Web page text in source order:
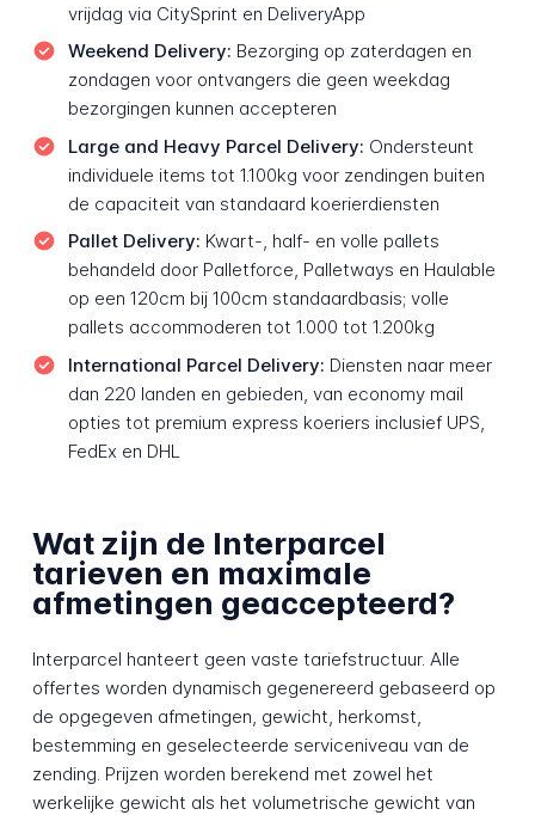
vrijdag via CitySprint en DeliveryApp
Weekend Delivery: Bezorging op zaterdagen en
zondagen voor ontvangers die geen weekdag
bezorgingen kunnen accepteren
Large and Heavy Parcel Delivery: Ondersteunt
individuele items tot 1.100kg voor zendingen buiten
de capaciteit van standaard koerierdiensten
Pallet Delivery: Kwart-, half- en volle pallets
behandeld door Palletforce, Palletways en Haulable
op een 120cm bij 100cm standaardbasis; volle
pallets accommoderen tot 1.000 tot 1.200kg
International Parcel Delivery: Diensten naar meer
dan 220 landen en gebieden, van economy mail
opties tot premium express koeriers inclusief UPS,
FedEx en DHL
Wat zijn de Interparcel
tarieven en maximale
afmetingen geaccepteerd?
Interparcel hanteert geen vaste tariefstructuur. Alle
offertes worden dynamisch gegenereerd gebaseerd op
de opgegeven afmetingen, gewicht, herkomst,
bestemming en geselecteerde serviceniveau van de
zending. Prijzen worden berekend met zowel het
werkelijke gewicht als het volumetrische gewicht van